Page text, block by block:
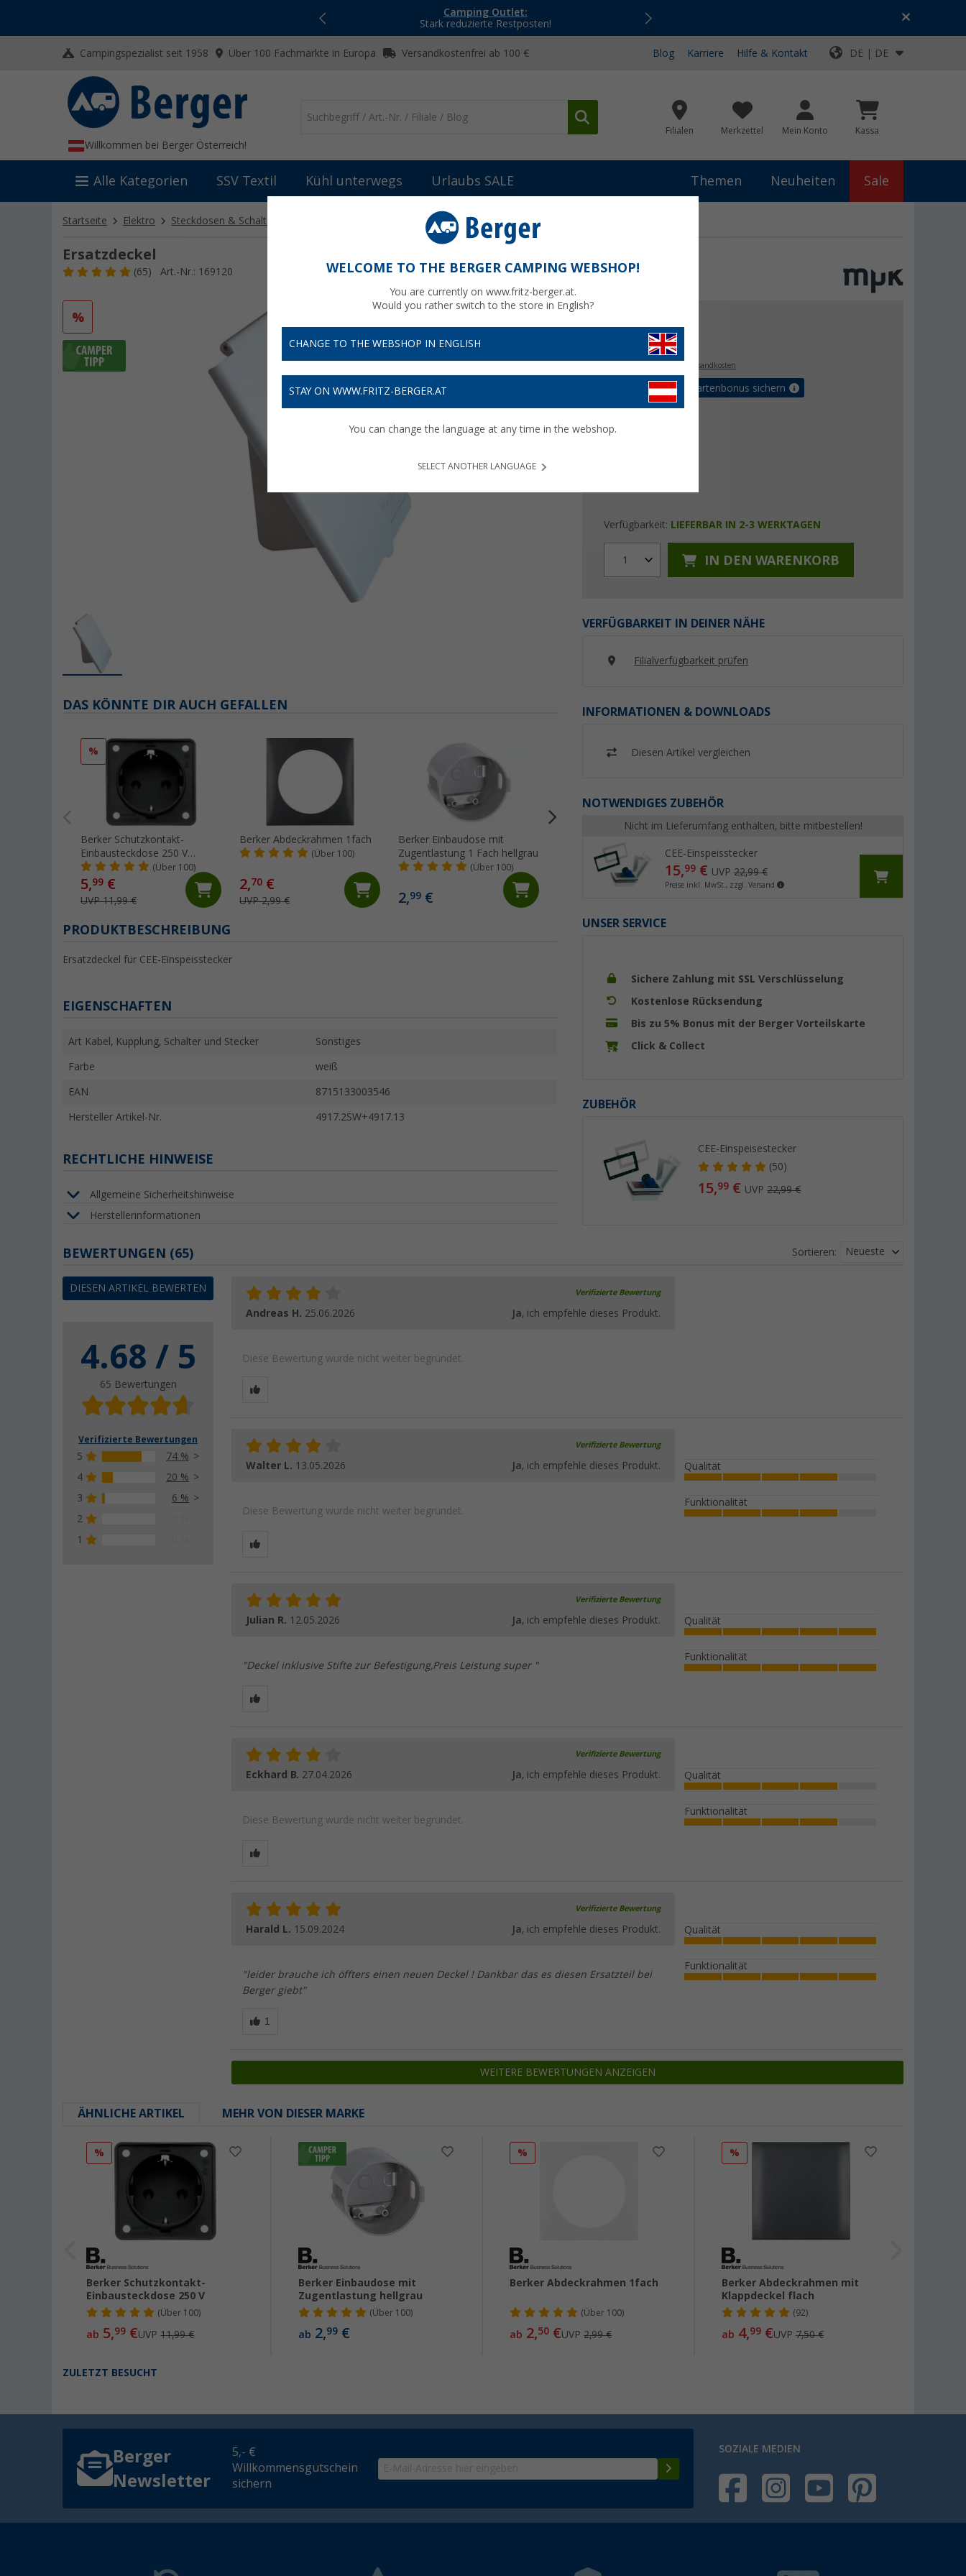
Camping Outlet:
Stark reduzierte Restposten!
Top-Deals für dein Abenteuer!
Campingspezialist seit 1958 Über 100 Fachmärkte in Europa Versandkostenfrei ab 100 € Blog Karriere Hilfe & Kontakt DE | DE
Willkommen bei Berger Österreich!
Filialen Merkzettel Mein Konto Kassa
Alle Kategorien SSV Textil Kühl unterwegs Urlaubs SALE Themen Neuheiten Sale
Startseite Elektro Steckdosen & Schalter Ersatzdeckel
Ersatzdeckel
(65) Art.-Nr.: 169120
%
€
zzgl. Versandkosten
Bis zu 5% Vorteilskartenbonus sichern
Verfügbarkeit: LIEFERBAR IN 2-3 WERKTAGEN
1 IN DEN WARENKORB
VERFÜGBARKEIT IN DEINER NÄHE
Filialverfügbarkeit prüfen
INFORMATIONEN & DOWNLOADS
Diesen Artikel vergleichen
NOTWENDIGES ZUBEHÖR
Nicht im Lieferumfang enthalten, bitte mitbestellen!
CEE-Einspeisstecker
15,99€ UVP 22,99 €
Preise inkl. MwSt., zzgl. Versand
UNSER SERVICE
Sichere Zahlung mit SSL Verschlüsselung
Kostenlose Rücksendung
Bis zu 5% Bonus mit der Berger Vorteilskarte
Click & Collect
ZUBEHÖR
CEE-Einspeisestecker
(50)
15,99 € UVP22,99 €
DAS KÖNNTE DIR AUCH GEFALLEN
%
Berker Schutzkontakt-
Einbausteckdose 250 V
anthrazit
(Über 100)
5,99 €
UVP 11,99 €
Berker Abdeckrahmen 1fach
(Über 100)
2,70 €
UVP 2,99 €
Berker Einbaudose mit
Zugentlastung 1 Fach hellgrau
(Über 100)
2,99 €
Klappdeckel flach
(92)
Wohnwagen C-Line 230 V
schwarz
Opal C-line schwarz
2,55€
PRODUKTBESCHREIBUNG
Ersatzdeckel für CEE-Einspeisstecker
EIGENSCHAFTEN
Art Kabel, Kupplung, Schalter und Stecker Sonstiges
Farbe weiß
EAN 8715133003546
Hersteller Artikel-Nr. 4917.2SW+4917.13
RECHTLICHE HINWEISE
Allgemeine Sicherheitshinweise
Herstellerinformationen
BEWERTUNGEN (65)
DIESEN ARTIKEL BEWERTEN
4.68 / 5
65 Bewertungen
Verifizierte Bewertungen
5
74 %
4
20 %
3
6 %
2
1
Sortieren: Neueste
Verifizierte Bewertung
Andreas H. 25.06.2026 Ja, ich empfehle dieses Produkt.
Diese Bewertung wurde nicht weiter begründet.
Verifizierte Bewertung
Walter L. 13.05.2026 Ja, ich empfehle dieses Produkt.
Diese Bewertung wurde nicht weiter begründet.
Qualität
Funktionalität
Verifizierte Bewertung
Julian R. 12.05.2026 Ja, ich empfehle dieses Produkt.
"Deckel inklusive Stifte zur Befestigung,Preis Leistung super "
Qualität
Funktionalität
Verifizierte Bewertung
Eckhard B. 27.04.2026 Ja, ich empfehle dieses Produkt.
Diese Bewertung wurde nicht weiter begründet.
Qualität
Funktionalität
Verifizierte Bewertung
Harald L. 15.09.2024 Ja, ich empfehle dieses Produkt.
"leider brauche ich öffters einen neuen Deckel ! Dankbar das es diesen Ersatzteil bei
Berger giebt"
Qualität
Funktionalität
WEITERE BEWERTUNGEN ANZEIGEN
ÄHNLICHE ARTIKEL MEHR VON DIESER MARKE
%
Berker Schutzkontakt-
Einbausteckdose 250 V
(Über 100)
ab 5,99 €UVP11,99 €
Berker Einbaudose mit
Zugentlastung hellgrau
(Über100)
ab 2,99€
%
Berker Abdeckrahmen 1fach
(Über 100)
ab 2,50 €UVP2,99 €
%
Berker Abdeckrahmen mit
Klappdeckel flach
(92)
ab 4,99€UVP 7,50 €
ZULETZT BESUCHT
Berger
Newsletter
5,- €
Willkommensgutschein
sichern
SOZIALE MEDIEN
WELCOME TO THE BERGER CAMPING WEBSHOP!
You are currently on www.fritz-berger.at.
Would you rather switch to the store in English?
CHANGE TO THE WEBSHOP IN ENGLISH
STAY ON WWW.FRITZ-BERGER.AT
You can change the language at any time in the webshop.
SELECT ANOTHER LANGUAGE